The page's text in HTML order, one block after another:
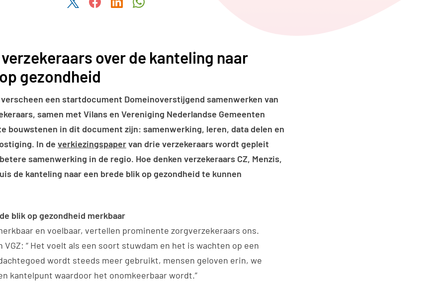
Deel dit artikel via Twitter
Deel dit artikel via Facebook
Deel dit artikel via LinkedIn
over de kanteling naar
gezondheid
een startdocument Domeinoverstijgend samenwerken van
samen met Vilans en Vereniging Nederlandse Gemeenten
bouwstenen in dit document zijn: samenwerking, leren, data delen en
In de verkiezingspapervan drie verzekeraars wordt gepleit
samenwerking in de regio. Hoe denken verzekeraars CZ, Menzis,
de kanteling naar een brede blik op gezondheid te kunnen
blik op gezondheid merkbaar
en voelbaar, vertellen prominente zorgverzekeraars ons.
VGZ: “ Het voelt als een soort stuwdam en het is wachten op een
wordt steeds meer gebruikt, mensen geloven erin, we
kantelpunt waardoor het onomkeerbaar wordt.”